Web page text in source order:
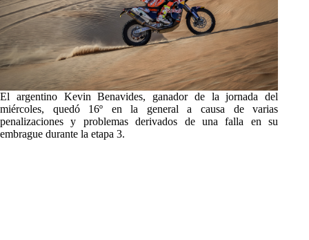
El argentino Kevin Benavides, ganador de la jornada del
miércoles, quedó 16º en la general a causa de varias
penalizaciones y problemas derivados de una falla en su
embrague durante la etapa 3.